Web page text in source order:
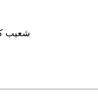
شعیب